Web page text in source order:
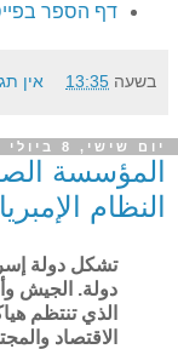
דף הספר
בשעה 13:35 אין
יום שישי, 8 ביולי 2011
المؤسسة
النظام
دولة. الجيش
الذي تنتظم
الاقتصاد